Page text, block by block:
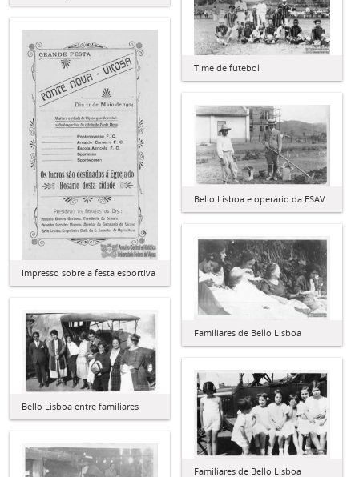
Time de futebol
Impresso sobre a festa esportiva
Bello Lisboa e operário da ESAV
Familiares de Bello Lisboa
Bello Lisboa entre familiares
Familiares de Bello Lisboa